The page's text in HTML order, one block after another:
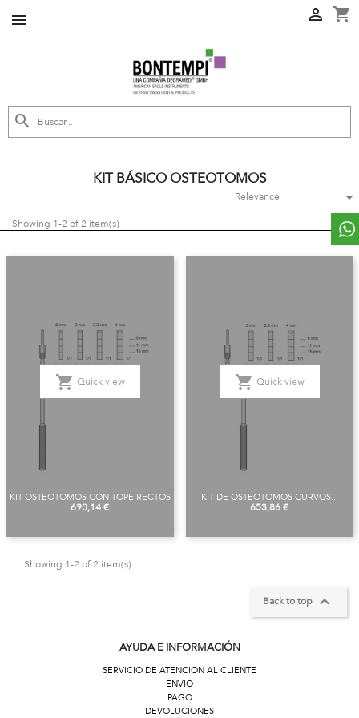
 shopping_cart


KIT BÁSICO OSTEOTOMOS
Relevance 
Showing 1-2 of 2 item(s)
KIT OSTEOTOMOS CON TOPE RECTOS
Price
690,14 €
shopping_cart Quick view
KIT DE OSTEOTOMOS CURVOS...
Price
653,86 €
shopping_cart Quick view
Showing 1-2 of 2 item(s)
Back to top 
AYUDA E INFORMACIÓN
SERVICIO DE ATENCION AL CLIENTE
ENVIO
PAGO
DEVOLUCIONES